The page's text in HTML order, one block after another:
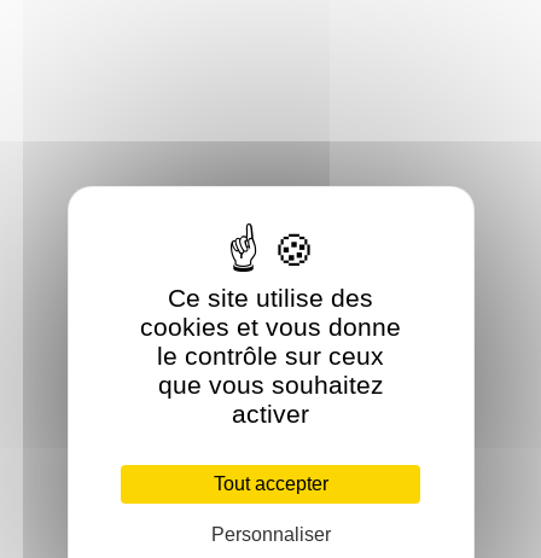
Ce site utilise des
cookies et vous donne
le contrôle sur ceux
que vous souhaitez
activer
Tout accepter
Personnaliser